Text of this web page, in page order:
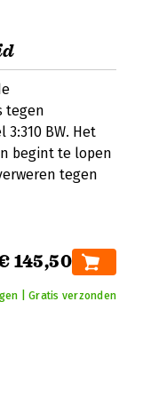
tegen
BW. Het
begint te lopen
tegen
145,50
| Gratis verzonden